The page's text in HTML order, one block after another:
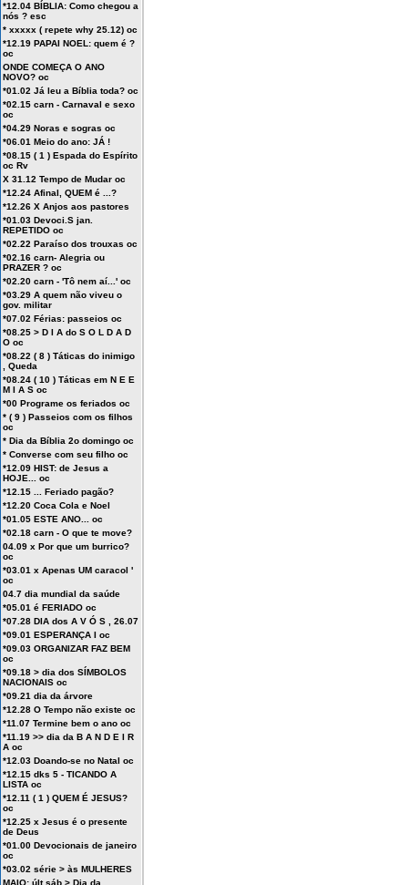
*12.04 BÍBLIA: Como chegou a
nós ? esc
* xxxxx ( repete why 25.12) oc
*12.19 PAPAI NOEL: quem é ?
oc
ONDE COMEÇA O ANO
NOVO? oc
*01.02 Já leu a Bíblia toda? oc
*02.15 carn - Carnaval e sexo
oc
*04.29 Noras e sogras oc
*06.01 Meio do ano: JÁ !
*08.15 ( 1 ) Espada do Espírito
oc Rv
X 31.12 Tempo de Mudar oc
*12.24 Afinal, QUEM é ...?
*12.26 X Anjos aos pastores
*01.03 Devoci.S jan.
REPETIDO oc
*02.22 Paraíso dos trouxas oc
*02.16 carn- Alegria ou
PRAZER ? oc
*02.20 carn - 'Tô nem aí...' oc
*03.29 A quem não viveu o
gov. militar
*07.02 Férias: passeios oc
*08.25 > D I A do S O L D A D
O oc
*08.22 ( 8 ) Táticas do inimigo
, Queda
*08.24 ( 10 ) Táticas em N E E
M I A S oc
*00 Programe os feriados oc
* ( 9 ) Passeios com os filhos
oc
* Dia da Bíblia 2o domingo oc
* Converse com seu filho oc
*12.09 HIST: de Jesus a
HOJE... oc
*12.15 ... Feriado pagão?
*12.20 Coca Cola e Noel
*01.05 ESTE ANO... oc
*02.18 carn - O que te move?
04.09 x Por que um burrico?
oc
*03.01 x Apenas UM caracol '
oc
04.7 dia mundial da saúde
*05.01 é FERIADO oc
*07.28 DIA dos A V Ó S , 26.07
*09.01 ESPERANÇA I oc
*09.03 ORGANIZAR FAZ BEM
oc
*09.18 > dia dos SÍMBOLOS
NACIONAIS oc
*09.21 dia da árvore
*12.28 O Tempo não existe oc
*11.07 Termine bem o ano oc
*11.19 >> dia da B A N D E I R
A oc
*12.03 Doando-se no Natal oc
*12.15 dks 5 - TICANDO A
LISTA oc
*12.11 ( 1 ) QUEM É JESUS?
oc
*12.25 x Jesus é o presente
de Deus
*01.00 Devocionais de janeiro
oc
*03.02 série > às MULHERES
MAIO: últ sáb > Dia da